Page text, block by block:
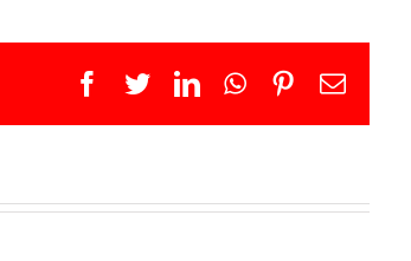
Facebook
TwitterLinkedInWhatsApp
Pinterest
Email